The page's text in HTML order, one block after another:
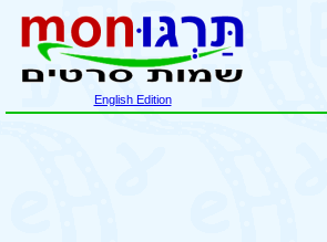
English Edition